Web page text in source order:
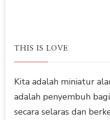
THIS IS LOVE
Kita adalah miniatur
adalah penyembuh
secara selaras dan